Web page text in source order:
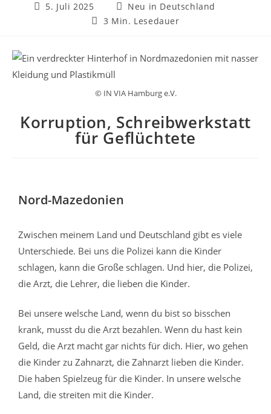
5. Juli 2025
Neu in Deutschland
3 Min. Lesedauer
© IN VIA Hamburg e.V.
Korruption, Schreibwerkstatt
für Geflüchtete
Nord-Mazedonien
Zwischen meinem Land und Deutschland gibt es viele
Unterschiede. Bei uns die Polizei kann die Kinder
schlagen, kann die Große schlagen. Und hier, die Polizei,
die Arzt, die Lehrer, die lieben die Kinder.
Bei unsere welsche Land, wenn du bist so bisschen
krank, musst du die Arzt bezahlen. Wenn du hast kein
Geld, die Arzt macht gar nichts für dich. Hier, wo gehen
die Kinder zu Zahnarzt, die Zahnarzt lieben die Kinder.
Die haben Spielzeug für die Kinder. In unsere welsche
Land, die streiten mit die Kinder.